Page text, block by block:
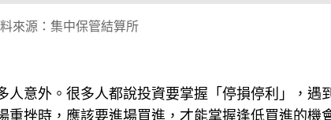
人意外。很多人都說投資要掌握「停損停利」，遇